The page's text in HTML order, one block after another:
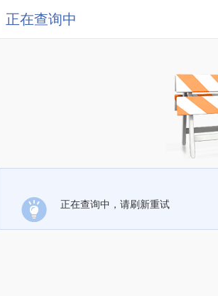
正在查询中
正在查询中，请刷新重试